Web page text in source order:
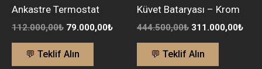
Ankastre Termostat
112.000,00₺ 79.000,00₺
💬 Teklif Alın
Küvet Bataryası – Krom
444.500,00₺ 311.000,00₺
💬 Teklif Alın